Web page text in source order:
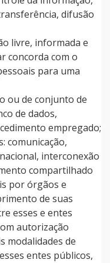
difusão
livre, informada e
concorda com o
para uma
ou de conjunto de
de dados,
empregado;
comunicação,
interconexão
compartilhado
por órgãos e
de suas
esses e entes
autorização
modalidades de
entes públicos,